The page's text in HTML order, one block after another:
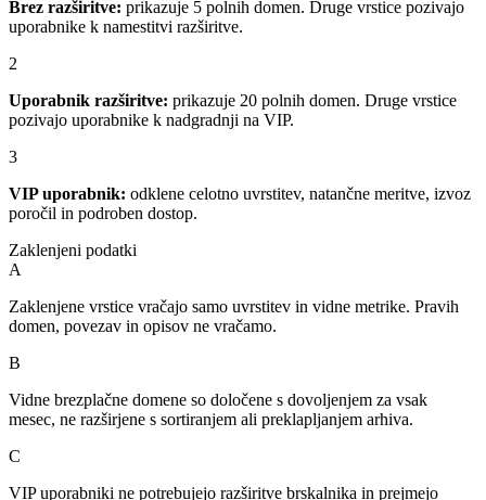
Brez razširitve: prikazuje 5 polnih domen. Druge vrstice pozivajo
uporabnike k namestitvi razširitve.
2
Uporabnik razširitve: prikazuje 20 polnih domen. Druge vrstice
pozivajo uporabnike k nadgradnji na VIP.
3
VIP uporabnik: odklene celotno uvrstitev, natančne meritve, izvoz
poročil in podroben dostop.
Zaklenjeni podatki
A
Zaklenjene vrstice vračajo samo uvrstitev in vidne metrike. Pravih
domen, povezav in opisov ne vračamo.
B
Vidne brezplačne domene so določene s dovoljenjem za vsak
mesec, ne razširjene s sortiranjem ali preklapljanjem arhiva.
C
VIP uporabniki ne potrebujejo razširitve brskalnika in prejmejo